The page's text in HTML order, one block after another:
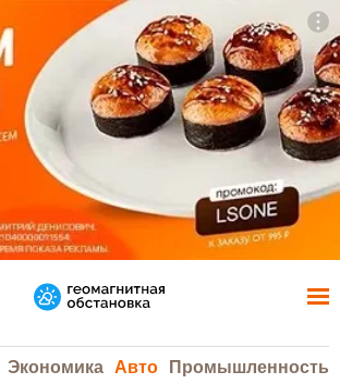
Экономика Авто Промышленность